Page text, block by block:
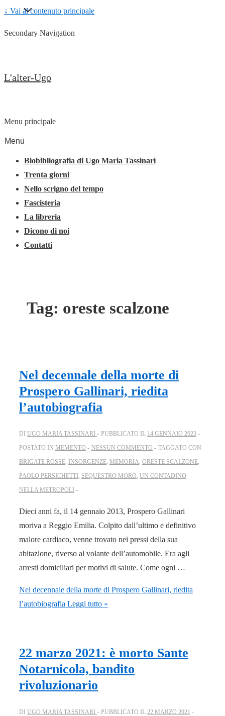
↓ Vai al contenuto principale
Secondary Navigation
L'alter-Ugo
Menu principale
Menu
Biobibliografia di Ugo Maria Tassinari
Trenta giorni
Nello scrigno del tempo
Fascisteria
La libreria
Dicono di noi
Contatti
Tag: oreste scalzone
Nel decennale della morte di
Prospero Gallinari, riedita
l’autobiografia
DI UGO MARIA TASSINARI PUBBLICATO IL 14 GENNAIO 2023
POSTATO IN MEMENTO NESSUN COMMENTO
TAGGATO CON
BRIGATE ROSSE, INSORGENZE, MEMORIA, ORESTE SCALZONE,
PAOLO PERSICHETTI , SEQUESTRO MORO, UN CONTADINO
NELLA METROPOLI
Dieci anni fa, il 14 gennaio 2013, Prospero Gallinari
moriva a Reggio Emilia. Colpito dall’ultimo e definitivo
malore cardiaco, venne trovato nei pressi della sua
abitazione, riverso al volante dell’automobile. Era agli
arresti domiciliari per motivi di salute. Come ogni …
Nel decennale della morte di Prospero Gallinari, riedita
l’autobiografia Leggi tutto »
22 marzo 2021: è morto Sante
Notarnicola, bandito
rivoluzionario
DI UGO MARIA TASSINARI PUBBLICATO IL 22 MARZO 2021